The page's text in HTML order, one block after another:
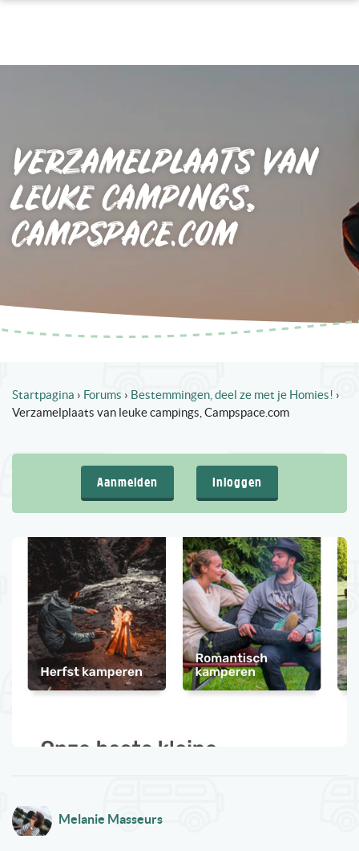
VERZAMELPLAATS VAN
LEUKE CAMPINGS,
CAMPSPACE.COM
Startpagina › Forums › Bestemmingen, deel ze met je Homies! ›
Verzamelplaats van leuke campings, Campspace.com
Aanmelden Inloggen
Melanie Masseurs